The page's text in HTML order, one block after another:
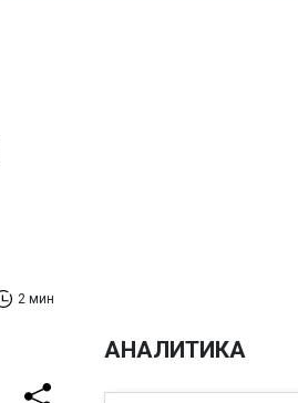
2 мин
АНАЛИТИКА